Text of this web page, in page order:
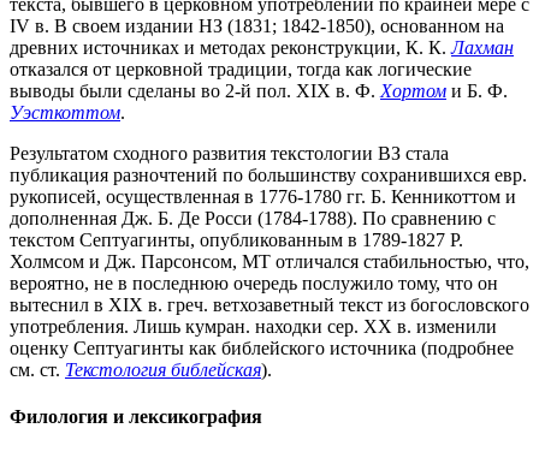
IV в. В своем издании НЗ (1831; 1842-1850), основанном на
древних источниках и методах реконструкции, К. К.Лахман
отказался от церковной традиции, тогда как логические
выводы были сделаны во 2-й пол. XIX в. Ф. Хортом и Б. Ф.
Уэсткоттом.
Результатом сходного развития текстологии ВЗ стала
публикация разночтений по большинству сохранившихся евр.
рукописей, осуществленная в 1776-1780 гг. Б. Кенникоттом и
дополненная Дж. Б. Де Росси (1784-1788). По сравнению с
текстом Септуагинты, опубликованным в 1789-1827 Р.
Холмсом и Дж. Парсонсом, МТ отличался стабильностью, что,
вероятно, не в последнюю очередь послужило тому, что он
вытеснил в XIX в. греч. ветхозаветный текст из богословского
употребления. Лишь кумран. находки сер. XX в. изменили
оценку Септуагинты как библейского источника (подробнее
см. ст. Текстология библейская).
Филология и лексикография